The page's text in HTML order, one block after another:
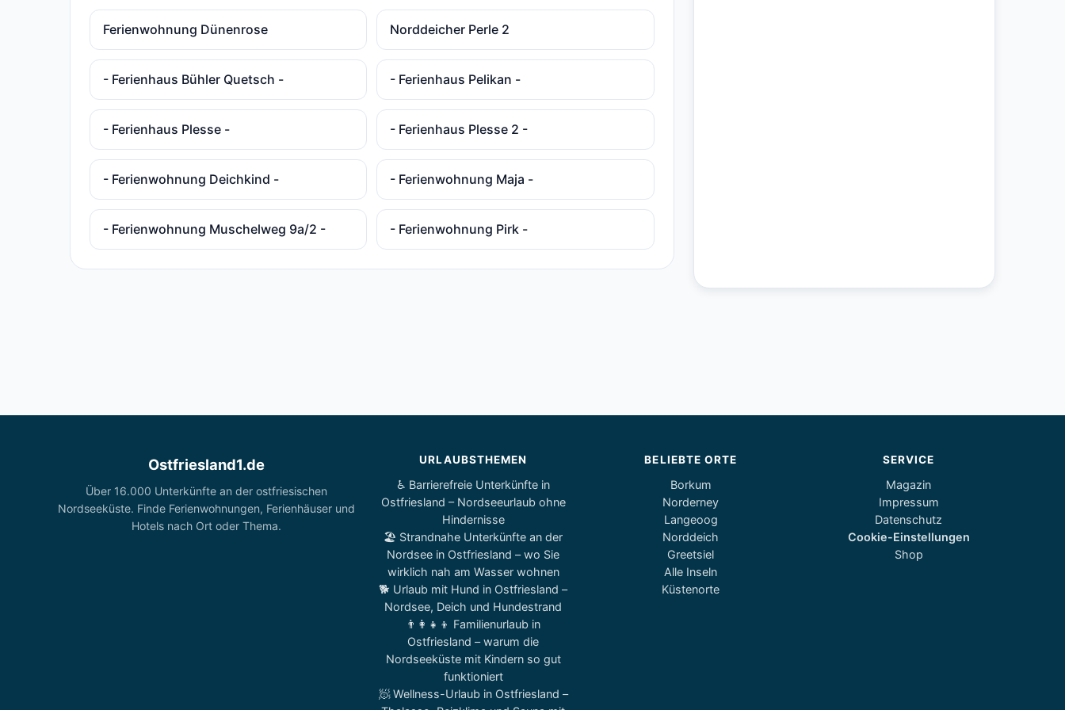
Ferienwohnung Dünenrose Norddeicher Perle 2
- Ferienhaus Bühler Quetsch - - Ferienhaus Pelikan -
- Ferienhaus Plesse - - Ferienhaus Plesse 2 -
- Ferienwohnung Deichkind - - Ferienwohnung Maja -
- Ferienwohnung Muschelweg 9a/2 - - Ferienwohnung Pirk -
Ostfriesland1.de
Über 16.000 Unterkünfte an der ostfriesischen
Nordseeküste. Finde Ferienwohnungen, Ferienhäuser und
Hotels nach Ort oder Thema.
URLAUBSTHEMEN
♿ Barrierefreie Unterkünfte in
Ostfriesland – Nordseeurlaub ohne
Hindernisse
🏖️ Strandnahe Unterkünfte an der
Nordsee in Ostfriesland – wo Sie
wirklich nah am Wasser wohnen
🐕 Urlaub mit Hund in Ostfriesland –
Nordsee, Deich und Hundestrand
👨‍👩‍👧‍👦 Familienurlaub in
Ostfriesland – warum die
Nordseeküste mit Kindern so gut
funktioniert
🧖 Wellness-Urlaub in Ostfriesland –
BELIEBTE ORTE
Borkum
Norderney
Langeoog
Norddeich
Greetsiel
Alle Inseln
Küstenorte
SERVICE
Magazin
Impressum
Datenschutz
Cookie-Einstellungen
Shop